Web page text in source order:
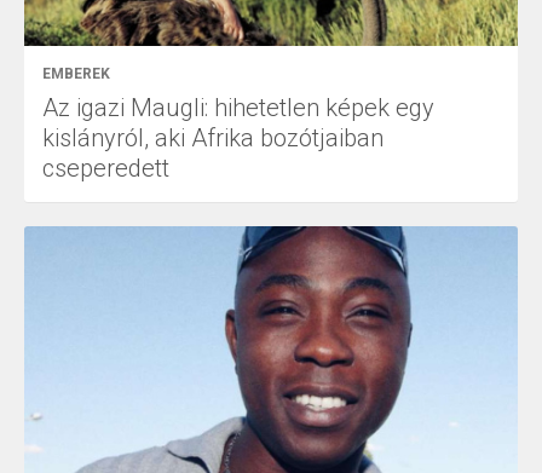
EMBEREK
Az igazi Maugli: hihetetlen képek egy
kislányról, aki Afrika bozótjaiban
cseperedett